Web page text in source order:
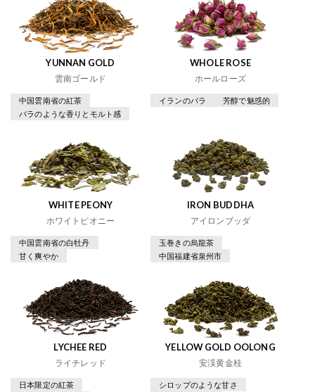
YUNNAN GOLD
雲南ゴールド
中国雲南省の紅茶
バラのような香りとモルト感
WHOLE ROSE
ホールローズ
イランのバラ 芳醇で魅惑的
WHITE PEONY
ホワイトピオニー
中国雲南省の白牡丹
甘く爽やか
IRON BUDDHA
アイロンブッダ
玉巻きの烏龍茶
中国福建省泉州市
LYCHEE RED
ライチレッド
日本限定の紅茶
YELLOW GOLD OOLONG
安渓黄金桂
シロップのような甘さ